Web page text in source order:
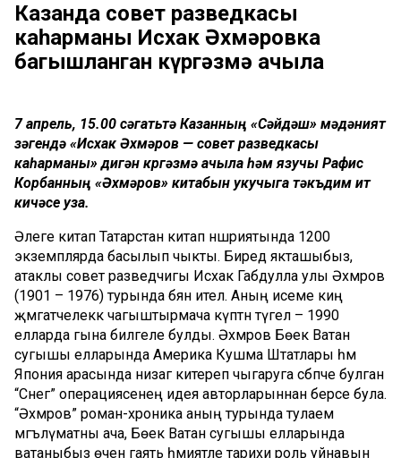
Казанда совет разведкасы
каһарманы Исхак Әхмәровка
багышланган күргәзмә ачыла
7 апрель, 15.00 сәгатьтә Казанның «Сәйдәш» мәдәният
үзәгендә «Исхак Әхмәров — совет разведкасы
каһарманы» дигән күргәзмә ачыла һәм язучы Рафис
Корбанның «Әхмәров» китабын укучыга тәкъдим итү
кичәсе уза.
Әлеге китап Татарстан китап нәшриятында 1200
экземплярда басылып чыкты. Биредә якташыбыз,
атаклы совет разведчигы Исхак Габдулла улы Әхмәров
(1901 – 1976) турында бәян ителә. Аның исеме киң
җәмәгатчелеккә чагыштырмача күптән түгел – 1990
елларда гына билгеле булды. Әхмәров Бөек Ватан
сугышы елларында Америка Кушма Штатлары һәм
Япония арасында низаг китереп чыгаруга сәбәпче булган
“Снег” операциясенең идея авторларыннан берсе була.
“Әхмәров” роман-хроника аның турында тулаем
мәгълүматны ача, Бөек Ватан сугышы елларында
ватаныбыз өчен гаять әһәмиятле тарихи роль уйнавын